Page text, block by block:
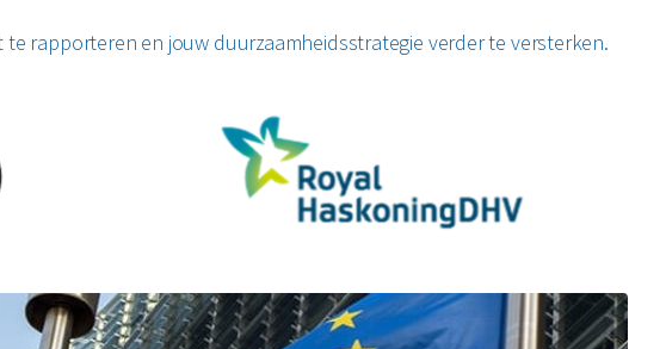
rapporteren en jouw duurzaamheidsstrategie verder te versterken.